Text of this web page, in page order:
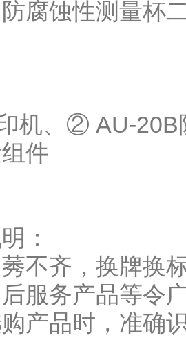
腐蚀性测量杯
机、② AU-20B
件
：
不齐，换牌换
服务产品等令
产品时，准确